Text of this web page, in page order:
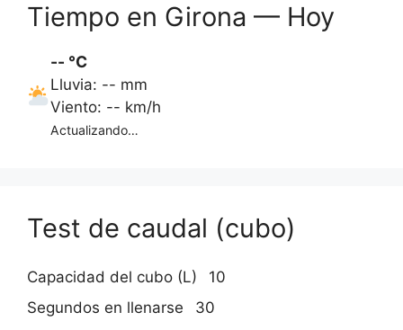
Tiempo en Girona — Hoy
-- °C
Lluvia: -- mm
Viento: -- km/h
Actualizando…
Test de caudal (cubo)
Capacidad del cubo (L)
Segundos en llenarse